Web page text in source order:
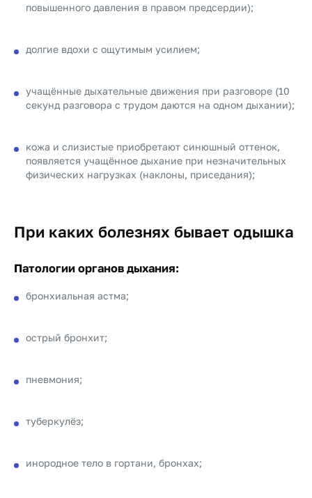
повышенного давления в правом предсердии);
долгие вдохи с ощутимым усилием;
учащённые дыхательные движения при разговоре (10
секунд разговора с трудом даются на одном дыхании);
кожа и слизистые приобретают синюшный оттенок,
появляется учащённое дыхание при незначительных
физических нагрузках (наклоны, приседания);
При каких болезнях бывает одышка
Патологии органов дыхания:
бронхиальная астма;
острый бронхит;
пневмония;
туберкулёз;
инородное тело в гортани, бронхах;